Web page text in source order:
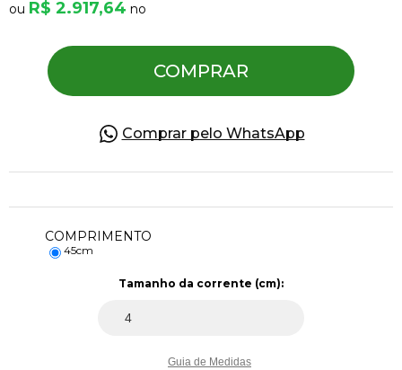
R$ 2.917,64
COMPRAR
Comprar pelo WhatsApp
COMPRIMENTO
45cm
Tamanho da corrente (cm):
Guia de Medidas
Pingentes
Presente